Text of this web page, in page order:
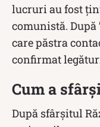
lucruri au fost
comunistă. După
care păstra
confirmat
Cum a
După sfârșitul